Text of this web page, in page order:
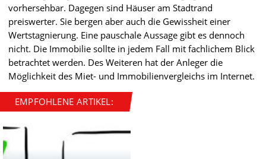
vorhersehbar. Dagegen sind Häuser am Stadtrand
preiswerter. Sie bergen aber auch die Gewissheit einer
Wertstagnierung. Eine pauschale Aussage gibt es dennoch
nicht. Die Immobilie sollte in jedem Fall mit fachlichem Blick
betrachtet werden. Des Weiteren hat der Anleger die
Möglichkeit des Miet- und Immobilienvergleichs im Internet.
EMPFOHLENE ARTIKEL: